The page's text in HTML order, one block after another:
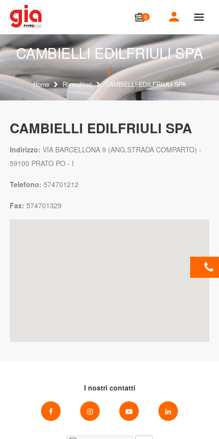
0
T
g
g
l
n
a
v
i
o
CAMBIELLI EDILFRIULI SPA
Home Rivenditori CAMBIELLI EDILFRIULI SPA
CAMBIELLI EDILFRIULI SPA
Indirizzo: VIA BARCELLONA 9 (ANG.STRADA COMPARTO) -
59100 PRATO PO - I
Telefono: 574701212
Fax: 574701329
I nostri contatti